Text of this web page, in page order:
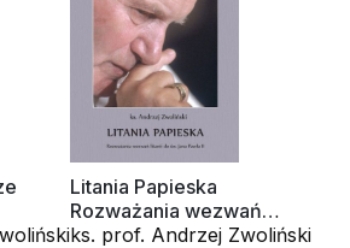
Litania Papieska
Rozważania wezwań
litanii do św. Jana Pawła II
ks. prof. Andrzej Zwoliński